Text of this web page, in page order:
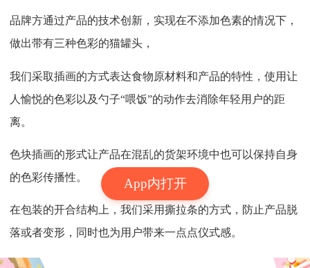
App内打开
品牌方通过产品的技术创新，实现在不添加色素的情况下，
做出带有三种色彩的猫罐头，
我们采取插画的方式表达食物原材料和产品的特性，使用让
人愉悦的色彩以及勺子“喂饭”的动作去消除年轻用户的距
离。
色块插画的形式让产品在混乱的货架环境中也可以保持自身
的色彩传播性。
在包装的开合结构上，我们采用撕拉条的方式，防止产品脱
落或者变形，同时也为用户带来一点点仪式感。